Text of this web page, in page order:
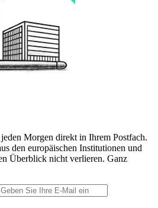
Morgen direkt in Ihrem Postfach.
den europäischen Institutionen und
Überblick nicht verlieren. Ganz